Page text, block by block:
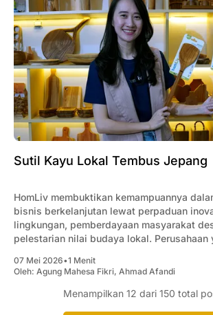
Sutil Kayu Lokal Tembus Jepang
HomLiv membuktikan kemampuannya
bisnis berkelanjutan lewat perpaduan
lingkungan, pemberdayaan masyarakat
pelestarian nilai budaya lokal. Perusahaan
sukses menembus pasar internasional,
menghadirkan dampak sosial dan
bagi masyarakat sekitar. Produk
07 Mei 2026•1 Menit
Oleh: Agung Mahesa Fikri, Ahmad Afandi
Menampilkan 12 dari 150 total